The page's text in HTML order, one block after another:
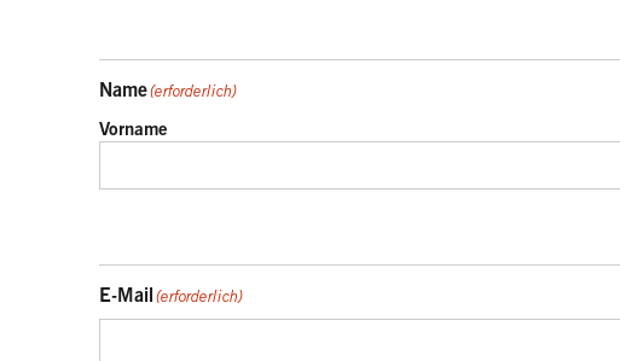
Name(erforderlich)
Vorname
E-Mail (erforderlich)